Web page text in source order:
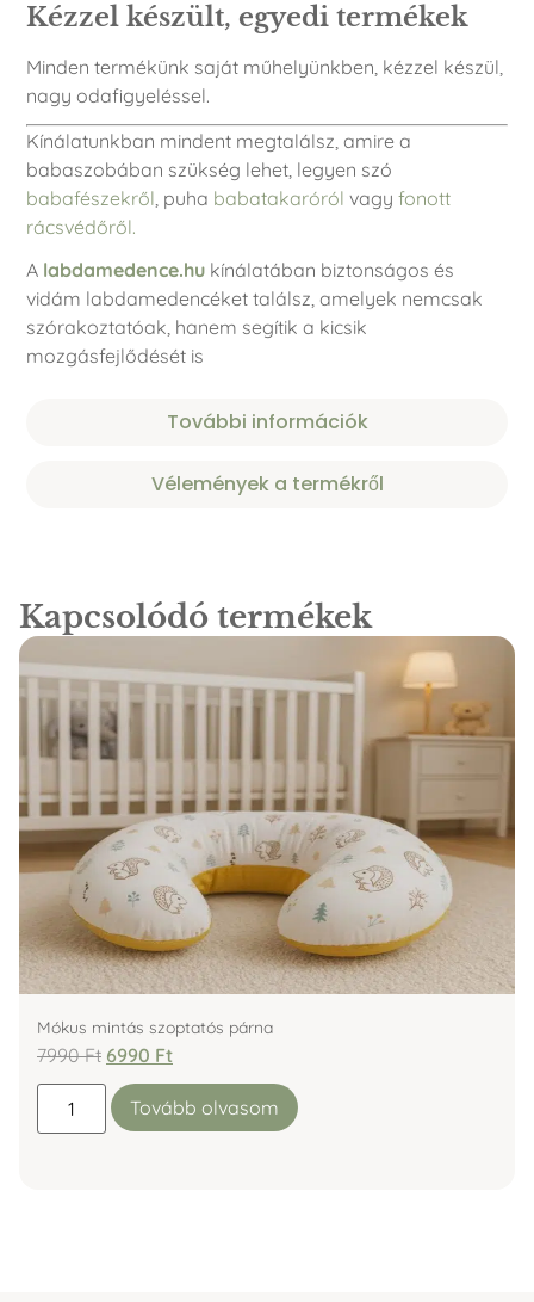
További információk
Vélemények a termékről
Kézzel készült, egyedi termékek
Minden termékünk saját műhelyünkben, kézzel készül,
nagy odafigyeléssel.
Kínálatunkban mindent megtalálsz, amire a
babaszobában szükség lehet, legyen szó
babafészekről, puha babatakaróról vagyfonott
rácsvédőről.
A labdamedence.hu kínálatában biztonságos és
vidám labdamedencéket találsz, amelyek nemcsak
szórakoztatóak, hanem segítik a kicsik
mozgásfejlődését is
Kapcsolódó termékek
Mókus mintás szoptatós párna
7990Ft 6990 Ft
Tovább olvasom